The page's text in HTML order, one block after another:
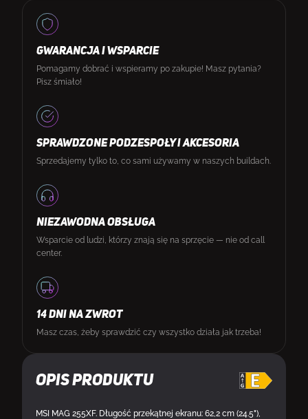
Opis produktu
MSI MAG 255XF. Długość przekątnej ekranu: 62,2 cm (24.5"),
GWARANCJA I WSPARCIE
Pomagamy dobrać i wspieramy po zakupie! Masz pytania?
Pisz śmiało!
SPRAWDZONE PODZESPOŁY I AKCESORIA
Sprzedajemy tylko to, co sami używamy w naszych buildach.
NIEZAWODNA OBSŁUGA
Wsparcie od ludzi, którzy znają się na sprzęcie — nie od call
center.
14 DNI NA ZWROT
Masz czas, żeby sprawdzić czy wszystko działa jak trzeba!